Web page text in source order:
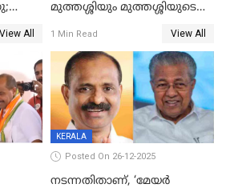
View All
മുത്തശ്ശിയും മുത്തശ്ശിയുടെ
മരിച്ചനിലയിൽ
1 Min Read View All
KERALA
Posted On 26-12-2025
നടന്നതിതാണ്, ‘മേയർ